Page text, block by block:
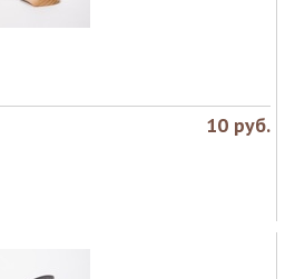
10 руб.